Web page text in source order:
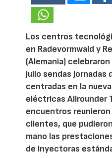
Los centros
en Radevormwald y
(Alemania)
julio sendas jornadas
centradas en la
eléctricas Allrounder
encuentros
clientes, que
mano las
de inyectoras